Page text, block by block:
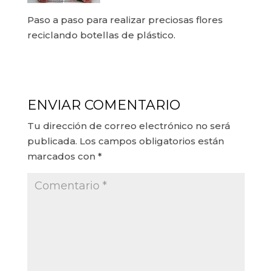
Paso a paso para realizar preciosas flores
reciclando botellas de plástico.
ENVIAR COMENTARIO
Tu dirección de correo electrónico no será
publicada. Los campos obligatorios están
marcados con *